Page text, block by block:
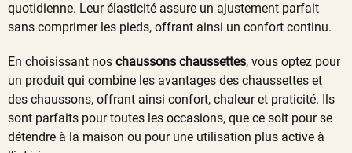
quotidienne. Leur élasticité assure un ajustement parfait
sans comprimer les pieds, offrant ainsi un confort continu.
En choisissant nos chaussons chaussettes, vous optez pour
un produit qui combine les avantages des chaussettes et
des chaussons, offrant ainsi confort, chaleur et praticité. Ils
sont parfaits pour toutes les occasions, que ce soit pour se
détendre à la maison ou pour une utilisation plus active à